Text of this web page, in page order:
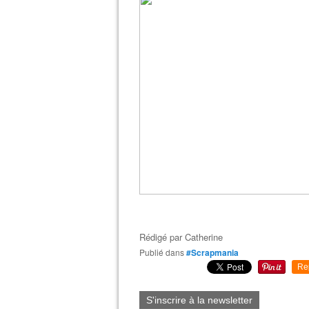
Rédigé parCatherine
Publié dans#Scrapmania
S'inscrire à la newsletter